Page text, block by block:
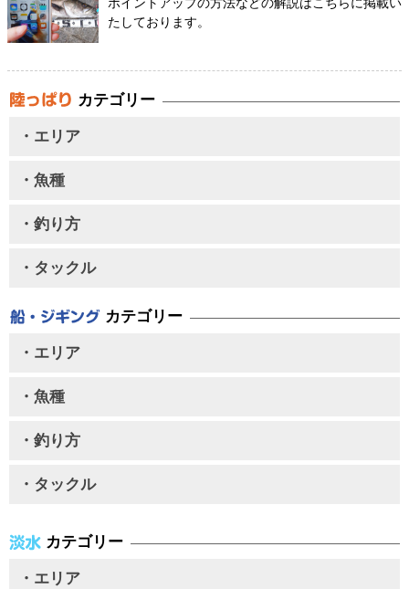
たしております。
カテゴリー
・エリア
・魚種
・釣り方
・タックル
カテゴリー
・エリア
・魚種
・釣り方
・タックル
カテゴリー
・エリア